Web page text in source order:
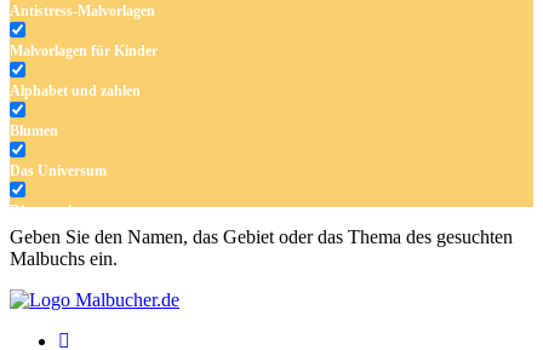
Antistress-Malvorlagen
Malvorlagen für Kinder
Alphabet und zahlen
Blumen
Das Universum
Dinosaurier
Früchte und Gemüse
Frühling und Ostern
Halloween und Herbst
Geben Sie den Namen, das Gebiet oder das Thema des gesuchten
Malbuchs ein.